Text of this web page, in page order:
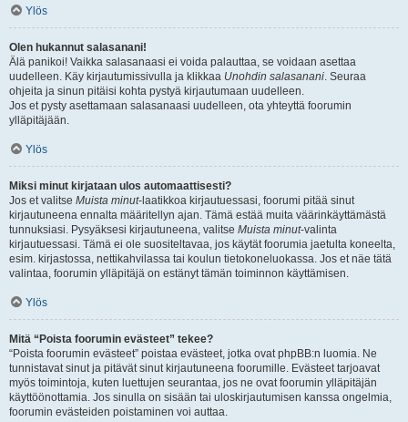
Ylös
Olen hukannut salasanani!
Älä panikoi! Vaikka salasanaasi ei voida palauttaa, se voidaan asettaa
uudelleen. Käy kirjautumissivulla ja klikkaa Unohdin salasanani. Seuraa
ohjeita ja sinun pitäisi kohta pystyä kirjautumaan uudelleen.
Jos et pysty asettamaan salasanaasi uudelleen, ota yhteyttä foorumin
ylläpitäjään.
Ylös
Miksi minut kirjataan ulos automaattisesti?
Jos et valitse Muista minut-laatikkoa kirjautuessasi, foorumi pitää sinut
kirjautuneena ennalta määritellyn ajan. Tämä estää muita väärinkäyttämästä
tunnuksiasi. Pysyäksesi kirjautuneena, valitse Muista minut-valinta
kirjautuessasi. Tämä ei ole suositeltavaa, jos käytät foorumia jaetulta koneelta,
esim. kirjastossa, nettikahvilassa tai koulun tietokoneluokassa. Jos et näe tätä
valintaa, foorumin ylläpitäjä on estänyt tämän toiminnon käyttämisen.
Ylös
Mitä “Poista foorumin evästeet” tekee?
“Poista foorumin evästeet” poistaa evästeet, jotka ovat phpBB:n luomia. Ne
tunnistavat sinut ja pitävät sinut kirjautuneena foorumille. Evästeet tarjoavat
myös toimintoja, kuten luettujen seurantaa, jos ne ovat foorumin ylläpitäjän
käyttöönottamia. Jos sinulla on sisään tai uloskirjautumisen kanssa ongelmia,
foorumin evästeiden poistaminen voi auttaa.